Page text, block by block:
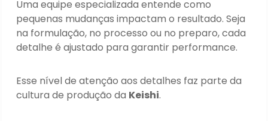
Uma equipe especializada entende como
pequenas mudanças impactam o resultado. Seja
na formulação, no processo ou no preparo, cada
detalhe é ajustado para garantir performance.
Esse nível de atenção aos detalhes faz parte da
cultura de produção da Keishi.